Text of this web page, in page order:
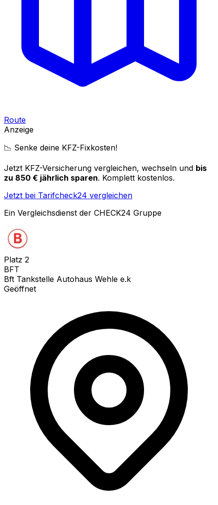
Route
Anzeige
📉 Senke deine KFZ-Fixkosten!
Jetzt KFZ-Versicherung vergleichen, wechseln und bis
zu 850 € jährlich sparen. Komplett kostenlos.
Jetzt bei Tarifcheck24 vergleichen
Ein Vergleichsdienst der CHECK24 Gruppe
Platz 2
BFT
Bft Tankstelle Autohaus Wehle e.k
Geöffnet